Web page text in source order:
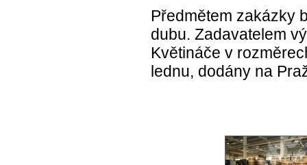
Předmětem zakázky
dubu. Zadavatelem
Květináče v
lednu, dodány na